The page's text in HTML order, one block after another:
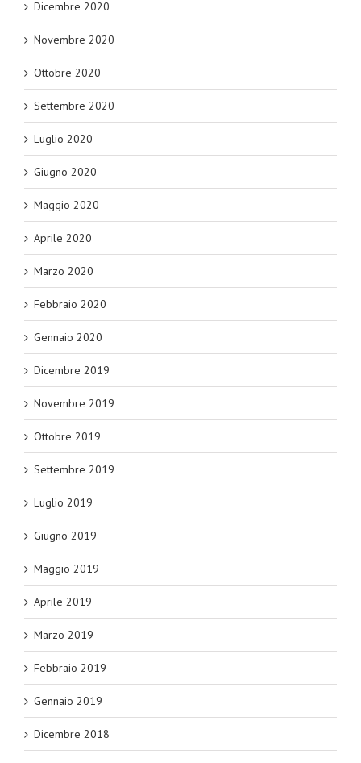
Dicembre 2020
Novembre 2020
Ottobre 2020
Settembre 2020
Luglio 2020
Giugno 2020
Maggio 2020
Aprile 2020
Marzo 2020
Febbraio 2020
Gennaio 2020
Dicembre 2019
Novembre 2019
Ottobre 2019
Settembre 2019
Luglio 2019
Giugno 2019
Maggio 2019
Aprile 2019
Marzo 2019
Febbraio 2019
Gennaio 2019
Dicembre 2018